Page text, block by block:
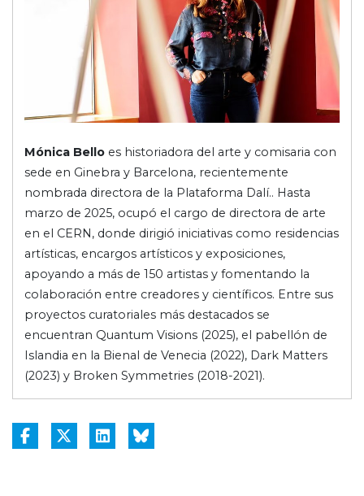
Mónica Bello es historiadora del arte y comisaria con
sede en Ginebra y Barcelona, recientemente
nombrada directora de la Plataforma Dalí.. Hasta
marzo de 2025, ocupó el cargo de directora de arte
en el CERN, donde dirigió iniciativas como residencias
artísticas, encargos artísticos y exposiciones,
apoyando a más de 150 artistas y fomentando la
colaboración entre creadores y científicos. Entre sus
proyectos curatoriales más destacados se
encuentran Quantum Visions (2025), el pabellón de
Islandia en la Bienal de Venecia (2022), Dark Matters
(2023) y Broken Symmetries (2018-2021).